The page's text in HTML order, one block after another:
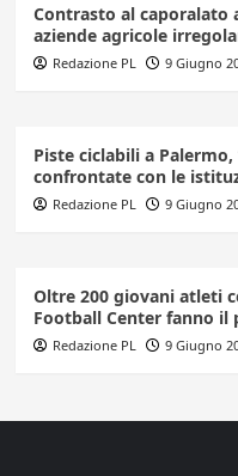
Contrasto al caporalato
aziende agricole
Redazione PL 9 Giugno
Piste ciclabili a
confrontate con le
Redazione PL 9 Giugno
Oltre 200 giovani atleti
Football Center fanno il
Redazione PL 9 Giugno